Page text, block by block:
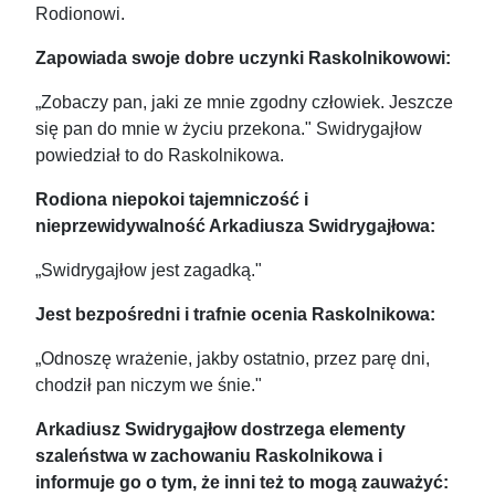
Rodionowi.
Zapowiada swoje dobre uczynki Raskolnikowowi:
„Zobaczy pan, jaki ze mnie zgodny człowiek. Jeszcze
się pan do mnie w życiu przekona." Swidrygajłow
powiedział to do Raskolnikowa.
Rodiona niepokoi tajemniczość i
nieprzewidywalność Arkadiusza Swidrygajłowa:
„Swidrygajłow jest zagadką."
Jest bezpośredni i trafnie ocenia Raskolnikowa:
„Odnoszę wrażenie, jakby ostatnio, przez parę dni,
chodził pan niczym we śnie."
Arkadiusz Swidrygajłow dostrzega elementy
szaleństwa w zachowaniu Raskolnikowa i
informuje go o tym, że inni też to mogą zauważyć: